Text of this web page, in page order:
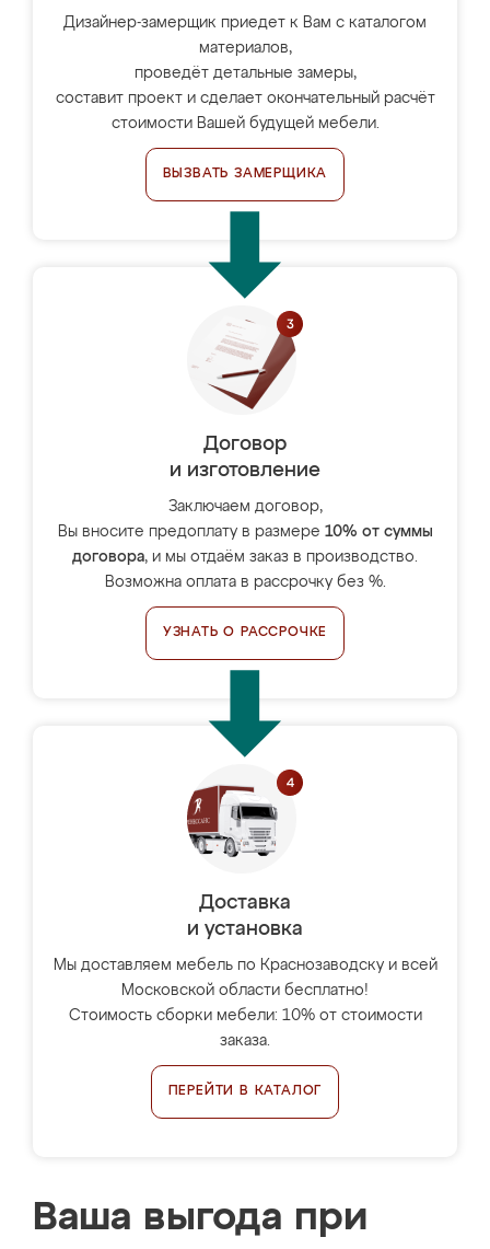
Дизайнер-замерщик приедет к Вам с каталогом
материалов,
проведёт детальные замеры,
составит проект и сделает окончательный расчёт
стоимости Вашей будущей мебели.
ВЫЗВАТЬ ЗАМЕРЩИКА
Договор
и изготовление
Заключаем договор,
Вы вносите предоплату в размере 10% от суммы
договора, и мы отдаём заказ в производство.
Возможна оплата в рассрочку без %.
УЗНАТЬ О РАССРОЧКЕ
Доставка
и установка
Мы доставляем мебель по Краснозаводску и всей
Московской области бесплатно!
Стоимость сборки мебели: 10% от стоимости
заказа.
ПЕРЕЙТИ В КАТАЛОГ
Ваша выгода при